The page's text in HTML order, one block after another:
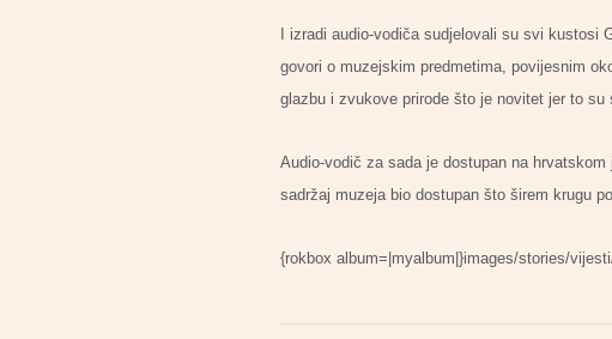
I izradi audio-vodiča sudjelovali su svi kustosi
govori o muzejskim predmetima, povijesnim
glazbu i zvukove prirode što je novitet jer to
Audio-vodič za sada je dostupan na
sadržaj muzeja bio dostupan što širem krugu
{rokbox album=|myalbum|}images/stories/